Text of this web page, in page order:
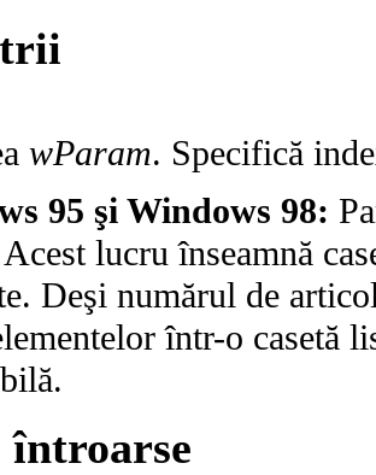
wParam. Specifică
95 şi Windows 98:
lucru înseamnă
Deşi numărul de
într-o casetă